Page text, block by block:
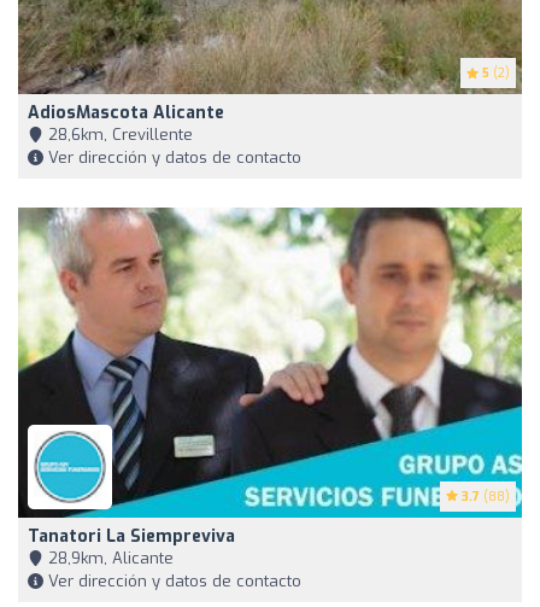
5 (2)
AdiosMascota Alicante
28,6km, Crevillente
Ver dirección y datos de contacto
3.7 (88)
Tanatori La Siempreviva
28,9km, Alicante
Ver dirección y datos de contacto